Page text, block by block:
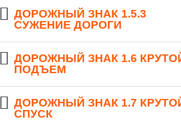
ДОРОЖНЫЙ ЗНАК 1.5.3
СУЖЕНИЕ ДОРОГИ
ДОРОЖНЫЙ ЗНАК 1.6
ПОДЪЕМ
ДОРОЖНЫЙ ЗНАК 1.7
СПУСК